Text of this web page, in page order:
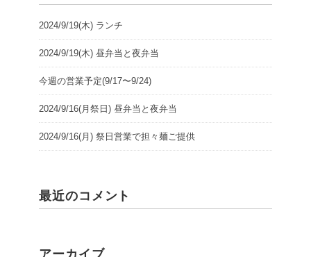
2024/9/19(木) ランチ
2024/9/19(木) 昼弁当と夜弁当
今週の営業予定(9/17〜9/24)
2024/9/16(月祭日) 昼弁当と夜弁当
2024/9/16(月) 祭日営業で担々麺ご提供
最近のコメント